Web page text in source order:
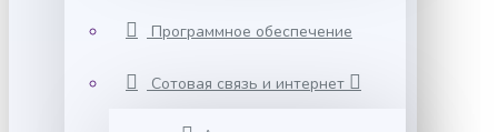
Программное обеспечение
Сотовая связь и интернет